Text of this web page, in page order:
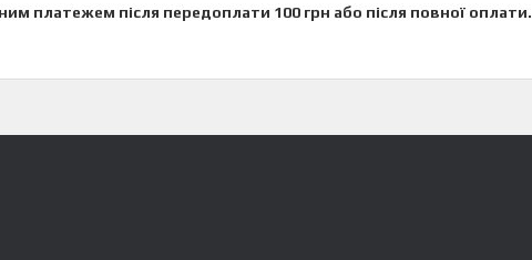
платежем після передоплати 100 грн або після повної оплати.